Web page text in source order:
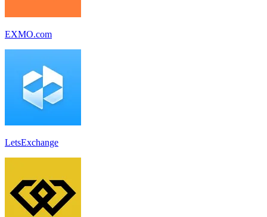
EXMO.com
LetsExchange